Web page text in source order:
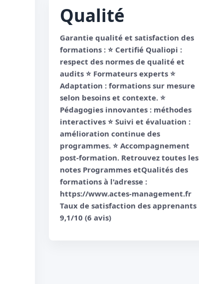
Qualité
Garantie qualité et satisfaction des
formations : ⭐️ Certifié Qualiopi :
respect des normes de qualité et
audits ⭐️ Formateurs experts ⭐️
Adaptation : formations sur mesure
selon besoins et contexte. ⭐️
Pédagogies innovantes : méthodes
interactives ⭐️ Suivi et évaluation :
amélioration continue des
programmes. ⭐️ Accompagnement
post-formation. Retrouvez toutes les
notes Programmes etQualités des
formations à l'adresse :
https://www.actes-management.fr
Taux de satisfaction des apprenants
9,1/10 (6 avis)